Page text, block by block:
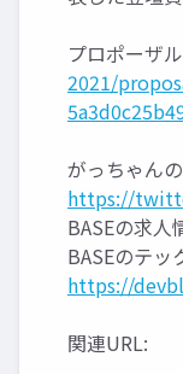
プロポーザ
2021/
がっちゃん
https://
BASEの求人
BASEのテッ
https://
関連URL: